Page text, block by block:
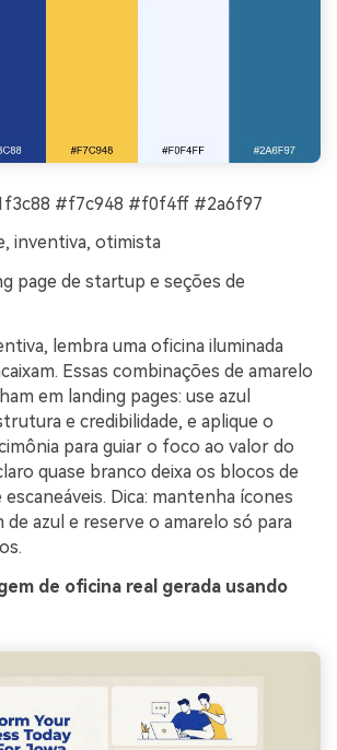
#f7c948 #f0f4ff #2a6f97
inventiva, otimista
page de startup e seções de
lembra uma oficina iluminada
Essas combinações de amarelo
em landing pages: use azul
e credibilidade, e aplique o
para guiar o foco ao valor do
quase branco deixa os blocos de
Dica: mantenha ícones
azul e reserve o amarelo só para
de oficina real gerada usando